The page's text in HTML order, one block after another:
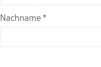
Nachname*